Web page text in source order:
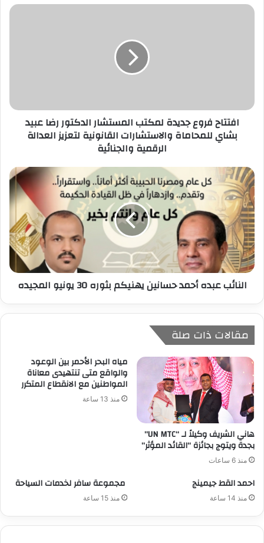
د
ر
افتتاح فروع جديدة لمكتب المستشار الدكتور رضا عبيد
بشاي للمحاماة والاستشارات القانونية لتعزيز العدالة
الرقمية والجنائية
النائب عبده أحمد حسانين يهنيكم بثوره 30 يونيو المجيده
مقالات ذات صلة
هاني الشريف وكيلاً لـ “UN MTC”
بجدة ويتوج بجائزة “القائد المؤثر”
منذ 6 ساعات
مياه البحر الأحمر بين الوعود
والواقع متى تنتهيدى معاناة
المواطنين مع الانقطاع المتكرر
منذ 13 ساعة
احمد القط جيمينج
منذ 14 ساعة
مجموعة سافر لخدمات السياحة
منذ 15 ساعة